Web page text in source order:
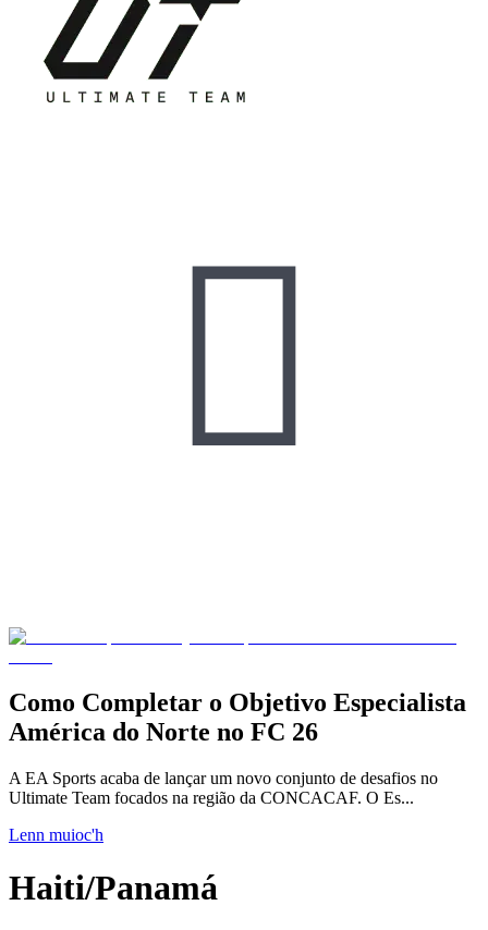

Como Completar o Objetivo Especialista
América do Norte no FC 26
A EA Sports acaba de lançar um novo conjunto de desafios no
Ultimate Team focados na região da CONCACAF. O Es...
Lenn muioc'h
Haiti/Panamá